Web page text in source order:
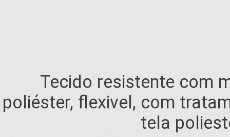
Tecido resistente com
poliéster, flexivel, com
tela